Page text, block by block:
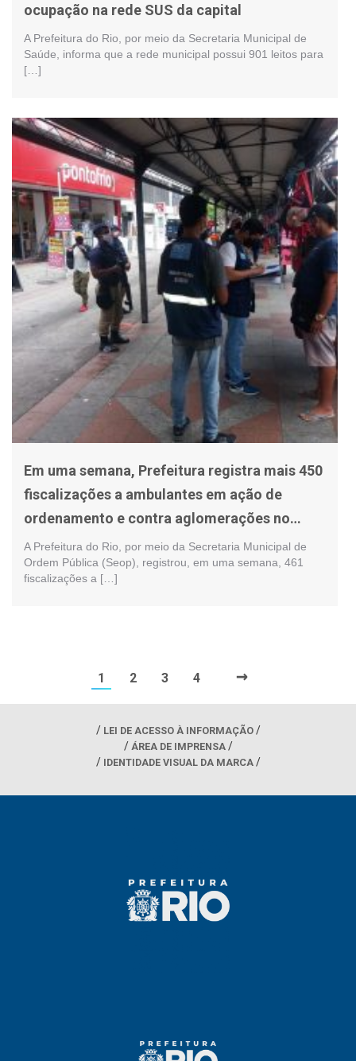
ocupação na rede SUS da capital
A Prefeitura do Rio, por meio da Secretaria Municipal de
Saúde, informa que a rede municipal possui 901 leitos para
[…]
Em uma semana, Prefeitura registra mais 450
fiscalizações a ambulantes em ação de
ordenamento e contra aglomerações no
calçadão de Bangu
A Prefeitura do Rio, por meio da Secretaria Municipal de
Ordem Pública (Seop), registrou, em uma semana, 461
fiscalizações a […]
1 2 3 4 →
LEI DE ACESSO À INFORMAÇÃO
ÁREA DE IMPRENSA
IDENTIDADE VISUAL DA MARCA